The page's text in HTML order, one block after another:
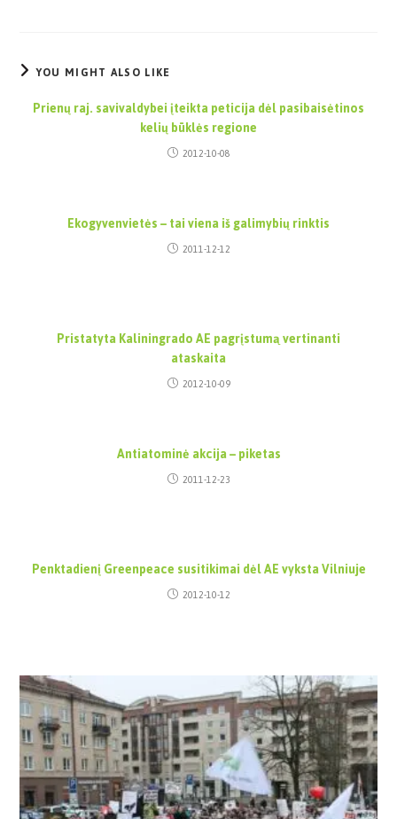
YOU MIGHT ALSO LIKE
Prienų raj. savivaldybei įteikta peticija dėl pasibaisėtinos
kelių būklės regione
2012-10-08
Ekogyvenvietės – tai viena iš galimybių rinktis
2011-12-12
Pristatyta Kaliningrado AE pagrįstumą vertinanti
ataskaita
2012-10-09
Antiatominė akcija – piketas
2011-12-23
Penktadienį Greenpeace susitikimai dėl AE vyksta Vilniuje
2012-10-12